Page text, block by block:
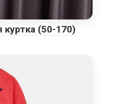
куртка (50-170)